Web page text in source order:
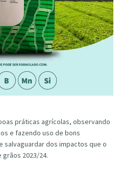
práticas agrícolas, observando
e fazendo uso de bons
dos impactos que o
2023/24.